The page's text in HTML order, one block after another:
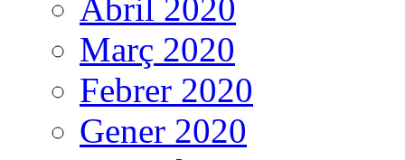
Abril 2020
Març 2020
Febrer 2020
Gener 2020